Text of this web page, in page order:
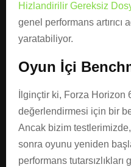
Hizlandirilir Gereksiz
genel performans artırıcı
yaratabiliyor.
Oyun İçi
İlginçtir ki, Forza Horizon
değerlendirmesi için bir
Ancak bizim
sonra oyunu yeniden
performans